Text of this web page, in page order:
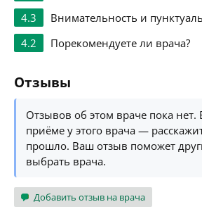
4.3
Внимательность и
4.2
Порекомендуете ли врача?
Отзывы
Отзывов об этом враче пока
приёме у этого врача —
прошло. Ваш отзыв поможет
выбрать врача.
Добавить отзыв на врача